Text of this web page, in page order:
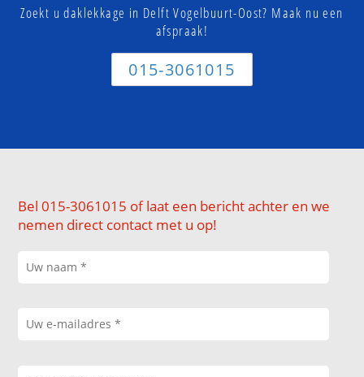
Zoekt u daklekkage in Delft Vogelbuurt-Oost? Maak nu een
afspraak!
015-3061015
Bel 015-3061015 of laat een bericht achter en we
nemen direct contact met u op!